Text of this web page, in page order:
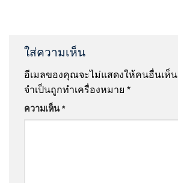
ใส่ความเห็น
อีเมลของคุณจะไม่แสดงให้คนอื่นเห็น
จำเป็นถูกทำเครื่องหมาย *
ความเห็น *